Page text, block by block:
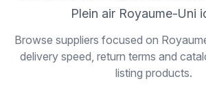
Plein air Royaume-Uni
Browse suppliers focused on
delivery speed, return terms and
listing products.